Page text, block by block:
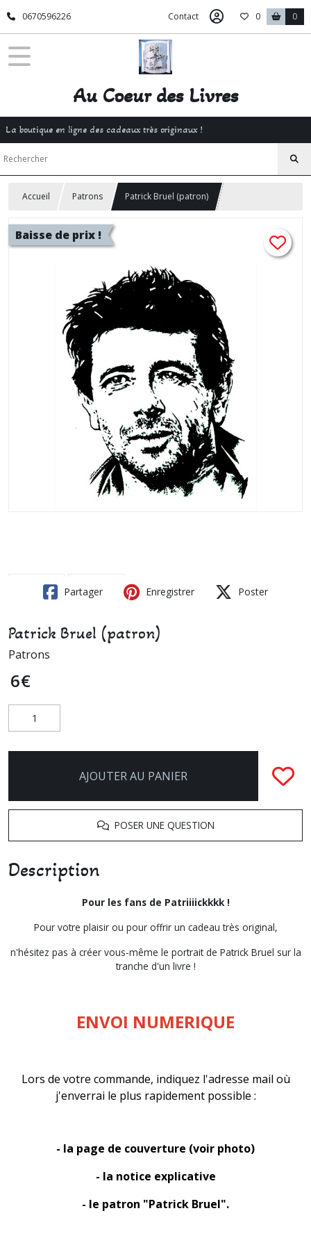
0670596226 Contact 0 0
Au Coeur des Livres
La boutique en ligne des cadeaux très originaux !
Accueil Patrons Patrick Bruel (patron)
Baisse de prix !
Partager Enregistrer Poster
Patrick Bruel (patron)
Patrons
6€
AJOUTER AU PANIER
POSER UNE QUESTION
Description
Pour les fans de Patriiiickkkk !
Pour votre plaisir ou pour offrir un cadeau très original,
n'hésitez pas à créer vous-même le portrait de Patrick Bruel sur la
tranche d'un livre !
ENVOI NUMERIQUE
Lors de votre commande, indiquez l'adresse mail où
j'enverrai le plus rapidement possible :
- la page de couverture (voir photo)
- la notice explicative
- le patron "Patrick Bruel".